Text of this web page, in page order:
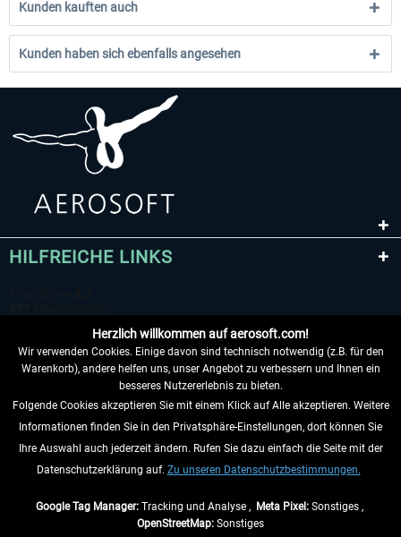
Kunden kauften auch
Kunden haben sich ebenfalls angesehen
HILFREICHE LINKS
VERTRAG WIDERRUFEN
INFORMATIONEN
Herzlich willkommen auf aerosoft.com!
Wir verwenden Cookies. Einige davon sind technisch notwendig (z.B. für den
Warenkorb), andere helfen uns, unser Angebot zu verbessern und Ihnen ein
besseres Nutzererlebnis zu bieten.
Folgende Cookies akzeptieren Sie mit einem Klick auf Alle akzeptieren. Weitere
Informationen finden Sie in den Privatsphäre-Einstellungen, dort können Sie
Ihre Auswahl auch jederzeit ändern. Rufen Sie dazu einfach die Seite mit der
Datenschutzerklärung auf. Zu unseren Datenschutzbestimmungen.
Google Tag Manager:Tracking und Analyse , Meta Pixel:Sonstiges ,
OpenStreetMap: Sonstiges